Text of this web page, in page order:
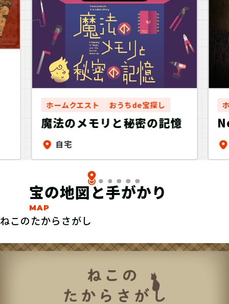
ホームクエスト おうちde宝探し
魔法のメモリと秘密の記憶
自宅
宝の地図と手がかり
ねこのたからさがし